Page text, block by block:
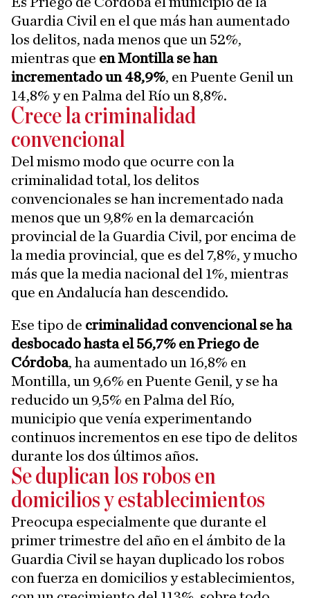
Guardia Civil en el que más han aumentado
los delitos, nada menos que un 52%,
mientras que en Montilla se han
incrementado un 48,9%, en Puente Genil un
14,8% y en Palma del Río un 8,8%.
Crece la criminalidad
convencional
Del mismo modo que ocurre con la
criminalidad total, los delitos
convencionales se han incrementado nada
menos que un 9,8% en la demarcación
provincial de la Guardia Civil, por encima de
la media provincial, que es del 7,8%, y mucho
más que la media nacional del 1%, mientras
que en Andalucía han descendido.
Ese tipo de criminalidad convencional se ha
desbocado hasta el 56,7% en Priego de
Córdoba, ha aumentado un 16,8% en
Montilla, un 9,6% en Puente Genil, y se ha
reducido un 9,5% en Palma del Río,
municipio que venía experimentando
continuos incrementos en ese tipo de delitos
durante los dos últimos años.
Se duplican los robos en
domicilios y establecimientos
Preocupa especialmente que durante el
primer trimestre del año en el ámbito de la
Guardia Civil se hayan duplicado los robos
con fuerza en domicilios y establecimientos,